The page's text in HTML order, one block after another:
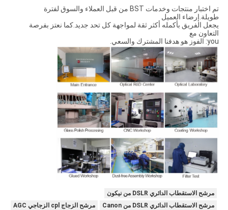
تم اختبار منتجات وخدمات BST من قبل العملاء والسوق لفترة
طويلة.إرضاء العميل
يجعل الفريق بأكمله أكثر ثقة لمواجهة كل تحد جديد.كما نعتز بفرصة
التعاون مع
you: الفوز هو هدفنا المشترك والسعي.
مرشح الاستقطاب الدائري DSLR من نيكون
مرشح الاستقطاب الدائري DSLR من Canon
مرشح الزجاج cpl الزجاجي AGC